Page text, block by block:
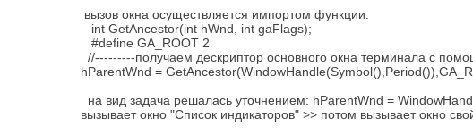
вызов окна осуществляется импортом функции:
int GetAncestor(int hWnd, int gaFlags);
#define GA_ROOT 2
//---------получаем дескриптор основного окна терминала с
hParentWnd =
на вид задача решалась уточнением: hParentWnd =
вызывает окно "Список индикаторов" >> потом вызывает окно